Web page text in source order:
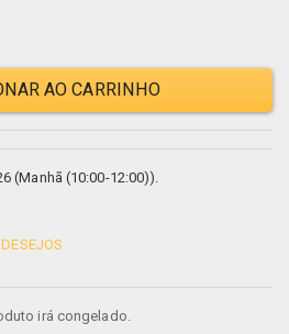
AO CARRINHO
(Manhã (10:00-12:00)).
irá congelado.